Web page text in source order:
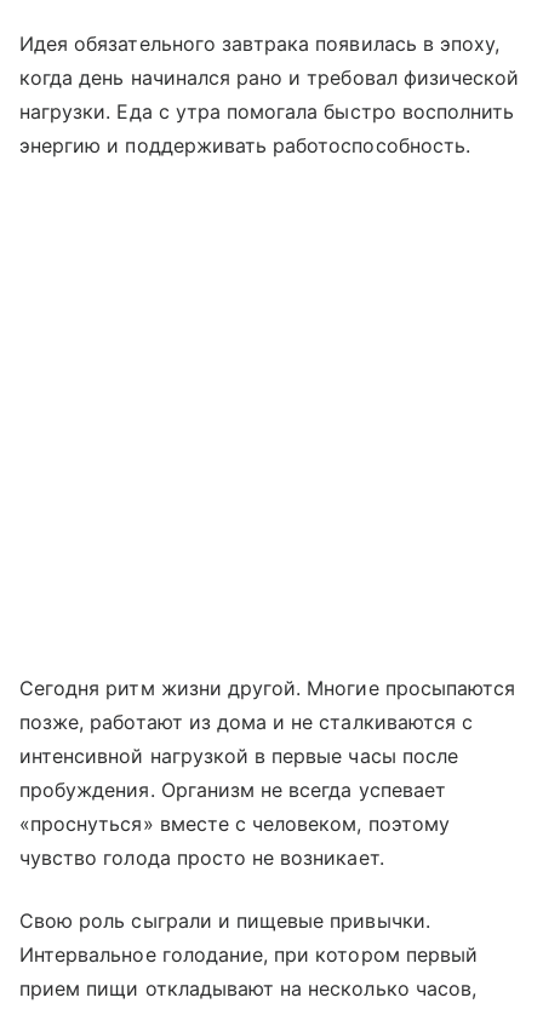
Идея обязательного завтрака появилась в эпоху,
когда день начинался рано и требовал физической
нагрузки. Еда с утра помогала быстро восполнить
энергию и поддерживать работоспособность.
Сегодня ритм жизни другой. Многие просыпаются
позже, работают из дома и не сталкиваются с
интенсивной нагрузкой в первые часы после
пробуждения. Организм не всегда успевает
«проснуться» вместе с человеком, поэтому
чувство голода просто не возникает.
Свою роль сыграли и пищевые привычки.
Интервальное голодание, при котором первый
прием пищи откладывают на несколько часов,